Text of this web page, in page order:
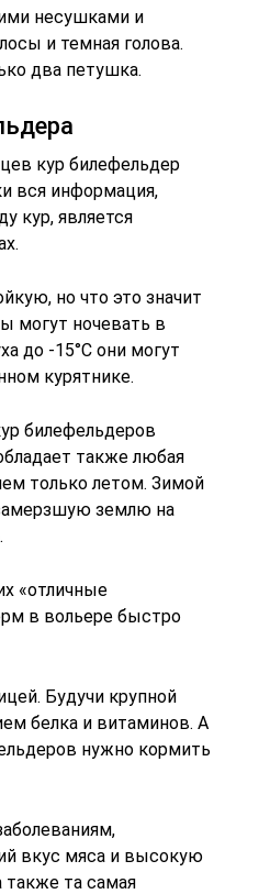
несушками и
и темная голова.
два петушка.
кур билефельдер
вся информация,
кур, является
но что это значит
могут ночевать в
до -15°С они могут
курятнике.
билефельдеров
также любая
только летом. Зимой
землю на
«отличные
в вольере быстро
Будучи крупной
белка и витаминов. А
нужно кормить
вкус мяса и высокую
также та самая